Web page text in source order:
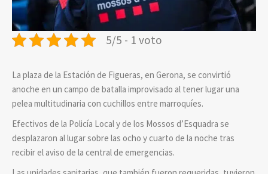
5/5 - 1 voto
La plaza de la Estación de Figueras, en Gerona, se convirtió
anoche en un campo de batalla improvisado al tener lugar una
pelea multitudinaria con cuchillos entre marroquíes.
Efectivos de la Policía Local y de los Mossos d’Esquadra se
desplazaron al lugar sobre las ocho y cuarto de la noche tras
recibir el aviso de la central de emergencias.